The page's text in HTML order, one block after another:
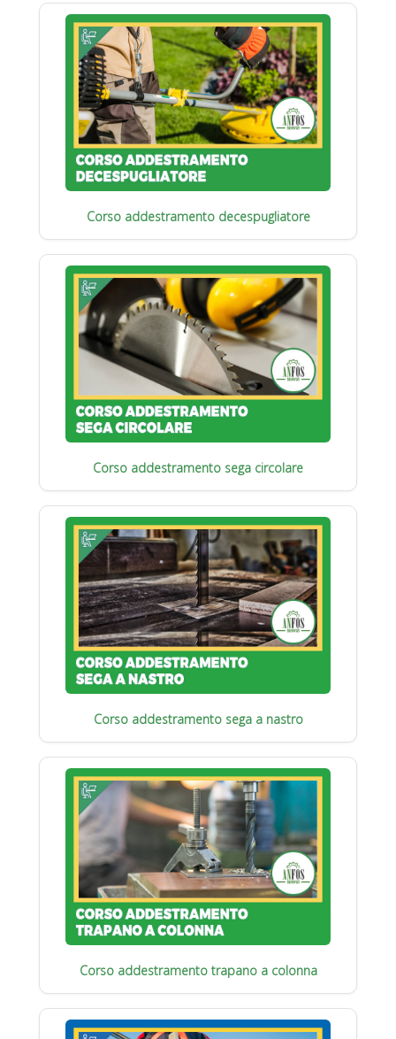
Corso addestramento decespugliatore
Corso addestramento sega circolare
Corso addestramento sega a nastro
Corso addestramento trapano a colonna